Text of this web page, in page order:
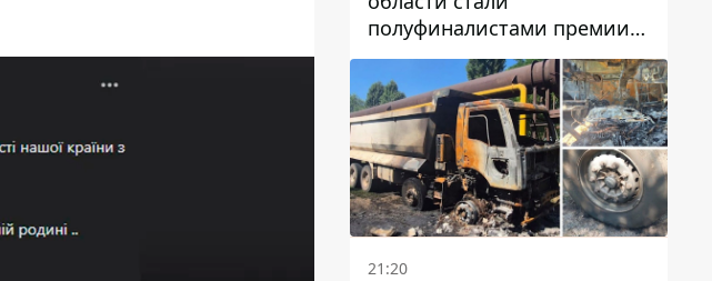
полуфиналистами премии
Global Teacher Prize Ukraine
2026
21:20